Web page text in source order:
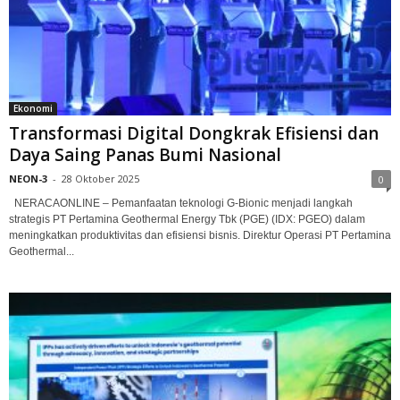
Ekonomi
Transformasi Digital Dongkrak Efisiensi dan
Daya Saing Panas Bumi Nasional
NEON-3 - 28 Oktober 2025 0
NERACAONLINE – Pemanfaatan teknologi G-Bionic menjadi langkah
strategis PT Pertamina Geothermal Energy Tbk (PGE) (IDX: PGEO) dalam
meningkatkan produktivitas dan efisiensi bisnis. Direktur Operasi PT Pertamina
Geothermal...